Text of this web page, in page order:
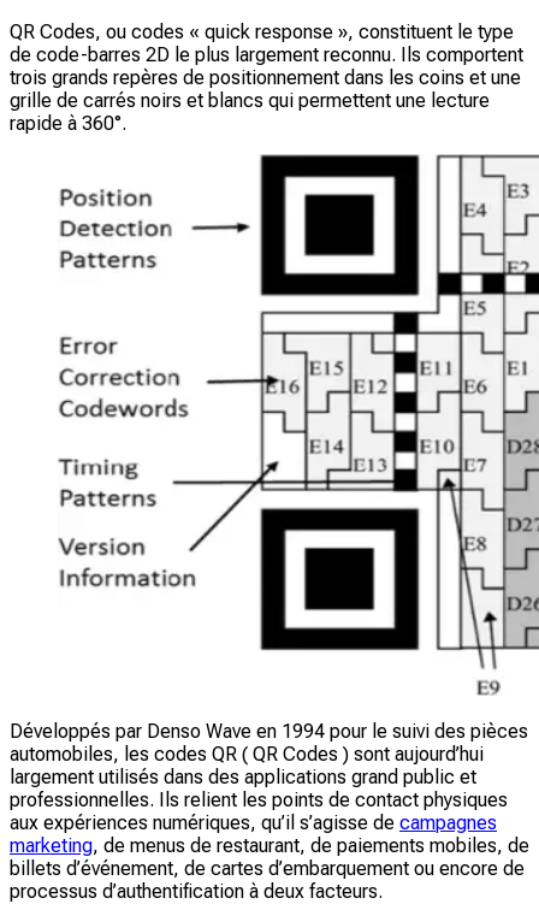
QR Codes, ou codes « quick response », constituent le type
de code-barres 2D le plus largement reconnu. Ils comportent
trois grands repères de positionnement dans les coins et une
grille de carrés noirs et blancs qui permettent une lecture
rapide à 360°.
Développés par Denso Wave en 1994 pour le suivi des pièces
automobiles, les codes QR ( QR Codes ) sont aujourd’hui
largement utilisés dans des applications grand public et
professionnelles. Ils relient les points de contact physiques
aux expériences numériques, qu’il s’agisse de campagnes
marketing, de menus de restaurant, de paiements mobiles, de
billets d’événement, de cartes d’embarquement ou encore de
processus d’authentification à deux facteurs.